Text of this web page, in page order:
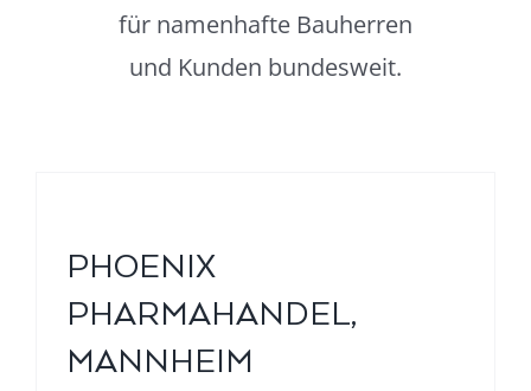
für namenhafte Bauherren
und Kunden bundesweit.
PHOENIX
PHARMAHANDEL,
MANNHEIM